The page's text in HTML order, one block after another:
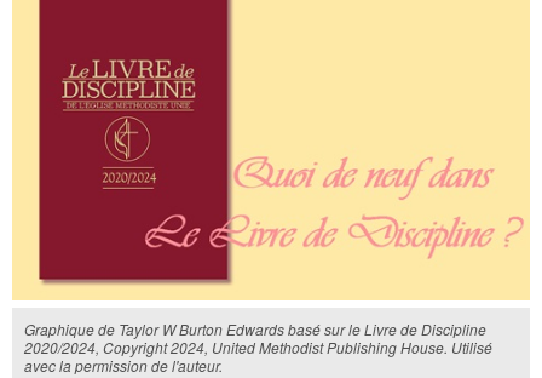
Graphique de Taylor W Burton Edwards basé sur le Livre de Discipline
2020/2024, Copyright 2024, United Methodist Publishing House. Utilisé
avec la permission de l'auteur.